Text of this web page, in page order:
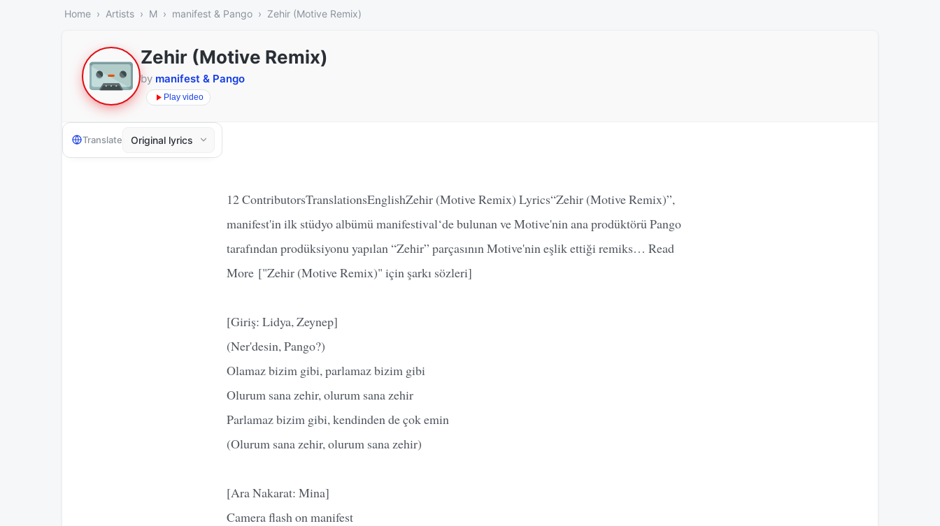
Home Artists M manifest & Pango Zehir (Motive Remix)
Zehir (Motive Remix)
by manifest & Pango
Play video
Translate
12 ContributorsTranslationsEnglishZehir (Motive Remix) Lyrics“Zehir (Motive Remix)”,
manifest'in ilk stüdyo albümü manifestival‘de bulunan ve Motive'nin ana prodüktörü Pango
tarafından prodüksiyonu yapılan “Zehir” parçasının Motive'nin eşlik ettiği remiks… Read
More ["Zehir (Motive Remix)" için şarkı sözleri]
[Giriş: Lidya, Zeynep]
(Ner'desin, Pango?)
Olamaz bizim gibi, parlamaz bizim gibi
Olurum sana zehir, olurum sana zehir
Parlamaz bizim gibi, kendinden de çok emin
(Olurum sana zehir, olurum sana zehir)
[Ara Nakarat: Mina]
Camera flash on manifest